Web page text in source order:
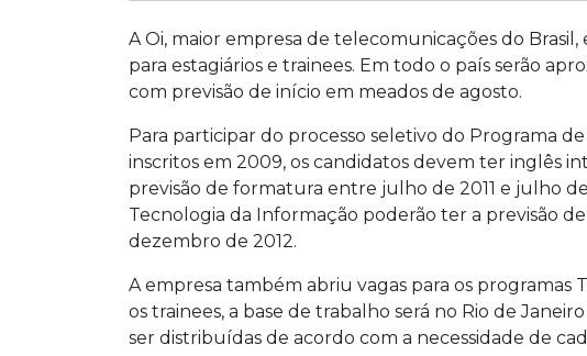
A Oi, maior empresa de telecomunicações do
para estagiários e trainees. Em todo o país serão
com previsão de início em meados de agosto.
Para participar do processo seletivo do Programa de
inscritos em 2009, os candidatos devem ter inglês
previsão de formatura entre julho de 2011 e julho
Tecnologia da Informação poderão ter a previsão
dezembro de 2012.
A empresa também abriu vagas para os programas
os trainees, a base de trabalho será no Rio de
ser distribuídas de acordo com a necessidade de